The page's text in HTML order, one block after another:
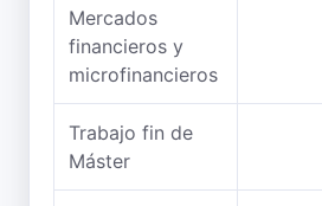
Mercados
financieros y
microfinancieros
Trabajo fin de
Máster